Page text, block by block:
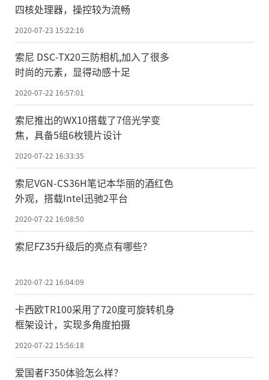
四核处理器，操控较为流畅
2020-07-23 15:22:16
索尼 DSC-TX20三防相机,加入了很多
时尚的元素，显得动感十足
2020-07-22 16:57:01
索尼推出的WX10搭载了7倍光学变
焦，具备5组6枚镜片设计
2020-07-22 16:33:35
索尼VGN-CS36H笔记本华丽的酒红色
外观，搭载Intel迅驰2平台
2020-07-22 16:08:50
索尼FZ35升级后的亮点有哪些？
2020-07-22 16:04:09
卡西欧TR100采用了720度可旋转机身
框架设计，实现多角度拍摄
2020-07-22 15:56:18
爱国者F350体验怎么样？